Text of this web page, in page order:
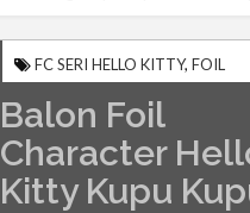
FC SERI HELLO KITTY, FOIL
CHARACTER
Balon Foil
Character
Kitty Kupu